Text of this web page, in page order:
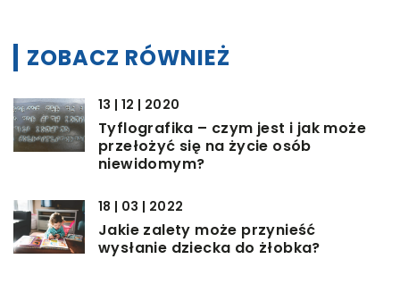
ZOBACZ RÓWNIEŻ
13 | 12 | 2020
Tyflografika – czym jest i jak może
przełożyć się na życie osób
niewidomym?
18 | 03 | 2022
Jakie zalety może przynieść
wysłanie dziecka do żłobka?